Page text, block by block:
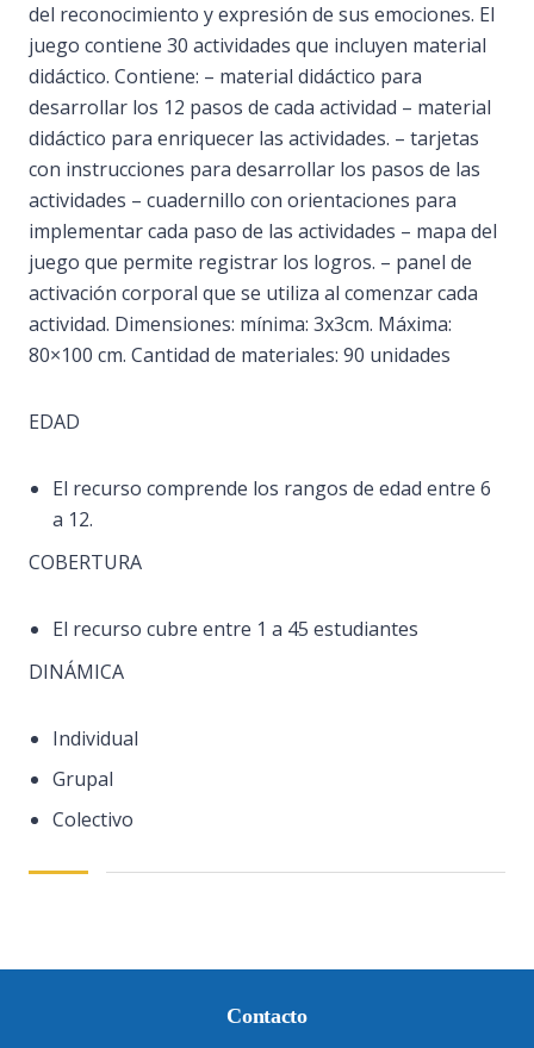
del reconocimiento y expresión de sus emociones. El
juego contiene 30 actividades que incluyen material
didáctico. Contiene: – material didáctico para
desarrollar los 12 pasos de cada actividad – material
didáctico para enriquecer las actividades. – tarjetas
con instrucciones para desarrollar los pasos de las
actividades – cuadernillo con orientaciones para
implementar cada paso de las actividades – mapa del
juego que permite registrar los logros. – panel de
activación corporal que se utiliza al comenzar cada
actividad. Dimensiones: mínima: 3x3cm. Máxima:
80×100 cm. Cantidad de materiales: 90 unidades
EDAD
El recurso comprende los rangos de edad entre 6
a 12.
COBERTURA
El recurso cubre entre 1 a 45 estudiantes
DINÁMICA
Individual
Grupal
Colectivo
Contacto